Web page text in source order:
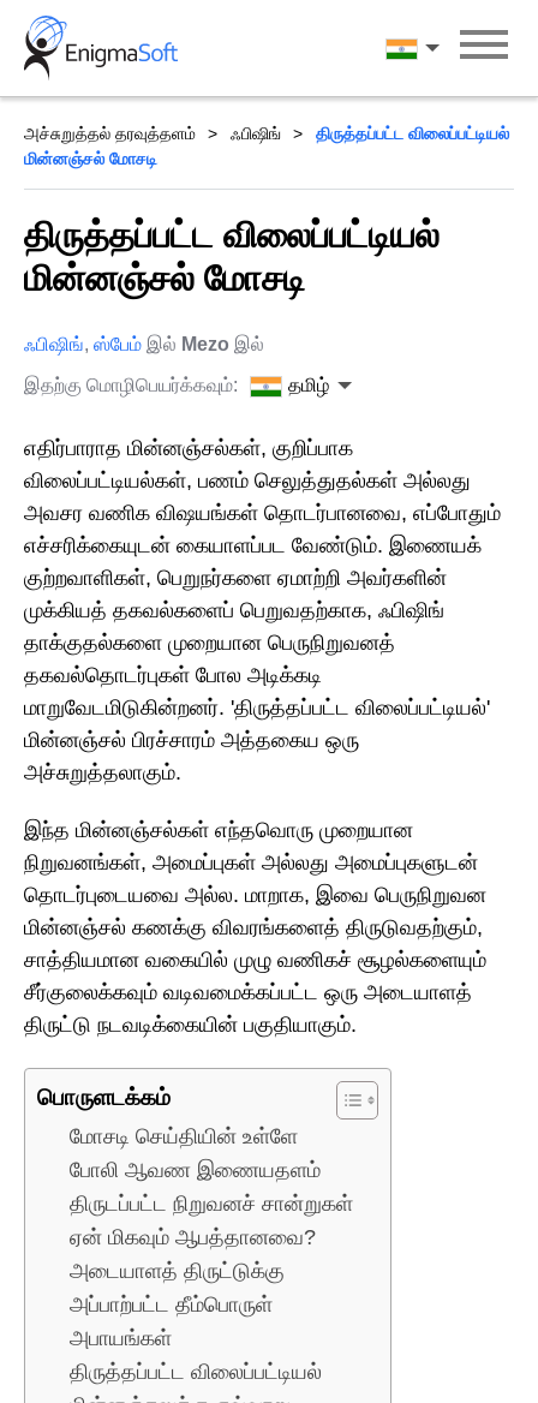
Skip
content
தமிழ்
அச்சுறுத்தல் தரவுத்தளம் ஃபிஷிங்
திருத்தப்பட்ட விலைப்பட்டியல்
மின்னஞ்சல் மோசடி
திருத்தப்பட்ட விலைப்பட்டியல்
மின்னஞ்சல் மோசடி
ஃபிஷிங், ஸ்பேம் இல் Mezo இல்
இதற்கு மொழிபெயர்க்கவும்:
தமிழ்
எதிர்பாராத மின்னஞ்சல்கள், குறிப்பாக
விலைப்பட்டியல்கள், பணம் செலுத்துதல்கள் அல்லது
அவசர வணிக விஷயங்கள் தொடர்பானவை, எப்போதும்
எச்சரிக்கையுடன் கையாளப்பட வேண்டும். இணையக்
குற்றவாளிகள், பெறுநர்களை ஏமாற்றி அவர்களின்
முக்கியத் தகவல்களைப் பெறுவதற்காக, ஃபிஷிங்
தாக்குதல்களை முறையான பெருநிறுவனத்
தகவல்தொடர்புகள் போல அடிக்கடி
மாறுவேடமிடுகின்றனர். 'திருத்தப்பட்ட விலைப்பட்டியல்'
மின்னஞ்சல் பிரச்சாரம் அத்தகைய ஒரு
அச்சுறுத்தலாகும்.
இந்த மின்னஞ்சல்கள் எந்தவொரு முறையான
நிறுவனங்கள், அமைப்புகள் அல்லது அமைப்புகளுடன்
தொடர்புடையவை அல்ல. மாறாக, இவை பெருநிறுவன
மின்னஞ்சல் கணக்கு விவரங்களைத் திருடுவதற்கும்,
சாத்தியமான வகையில் முழு வணிகச் சூழல்களையும்
சீர்குலைக்கவும் வடிவமைக்கப்பட்ட ஒரு அடையாளத்
திருட்டு நடவடிக்கையின் பகுதியாகும்.
பொருளடக்கம்
மோசடி செய்தியின் உள்ளே
போலி ஆவண இணையதளம்
திருடப்பட்ட நிறுவனச் சான்றுகள்
ஏன் மிகவும் ஆபத்தானவை?
அடையாளத் திருட்டுக்கு
அப்பாற்பட்ட தீம்பொருள்
அபாயங்கள்
திருத்தப்பட்ட விலைப்பட்டியல்